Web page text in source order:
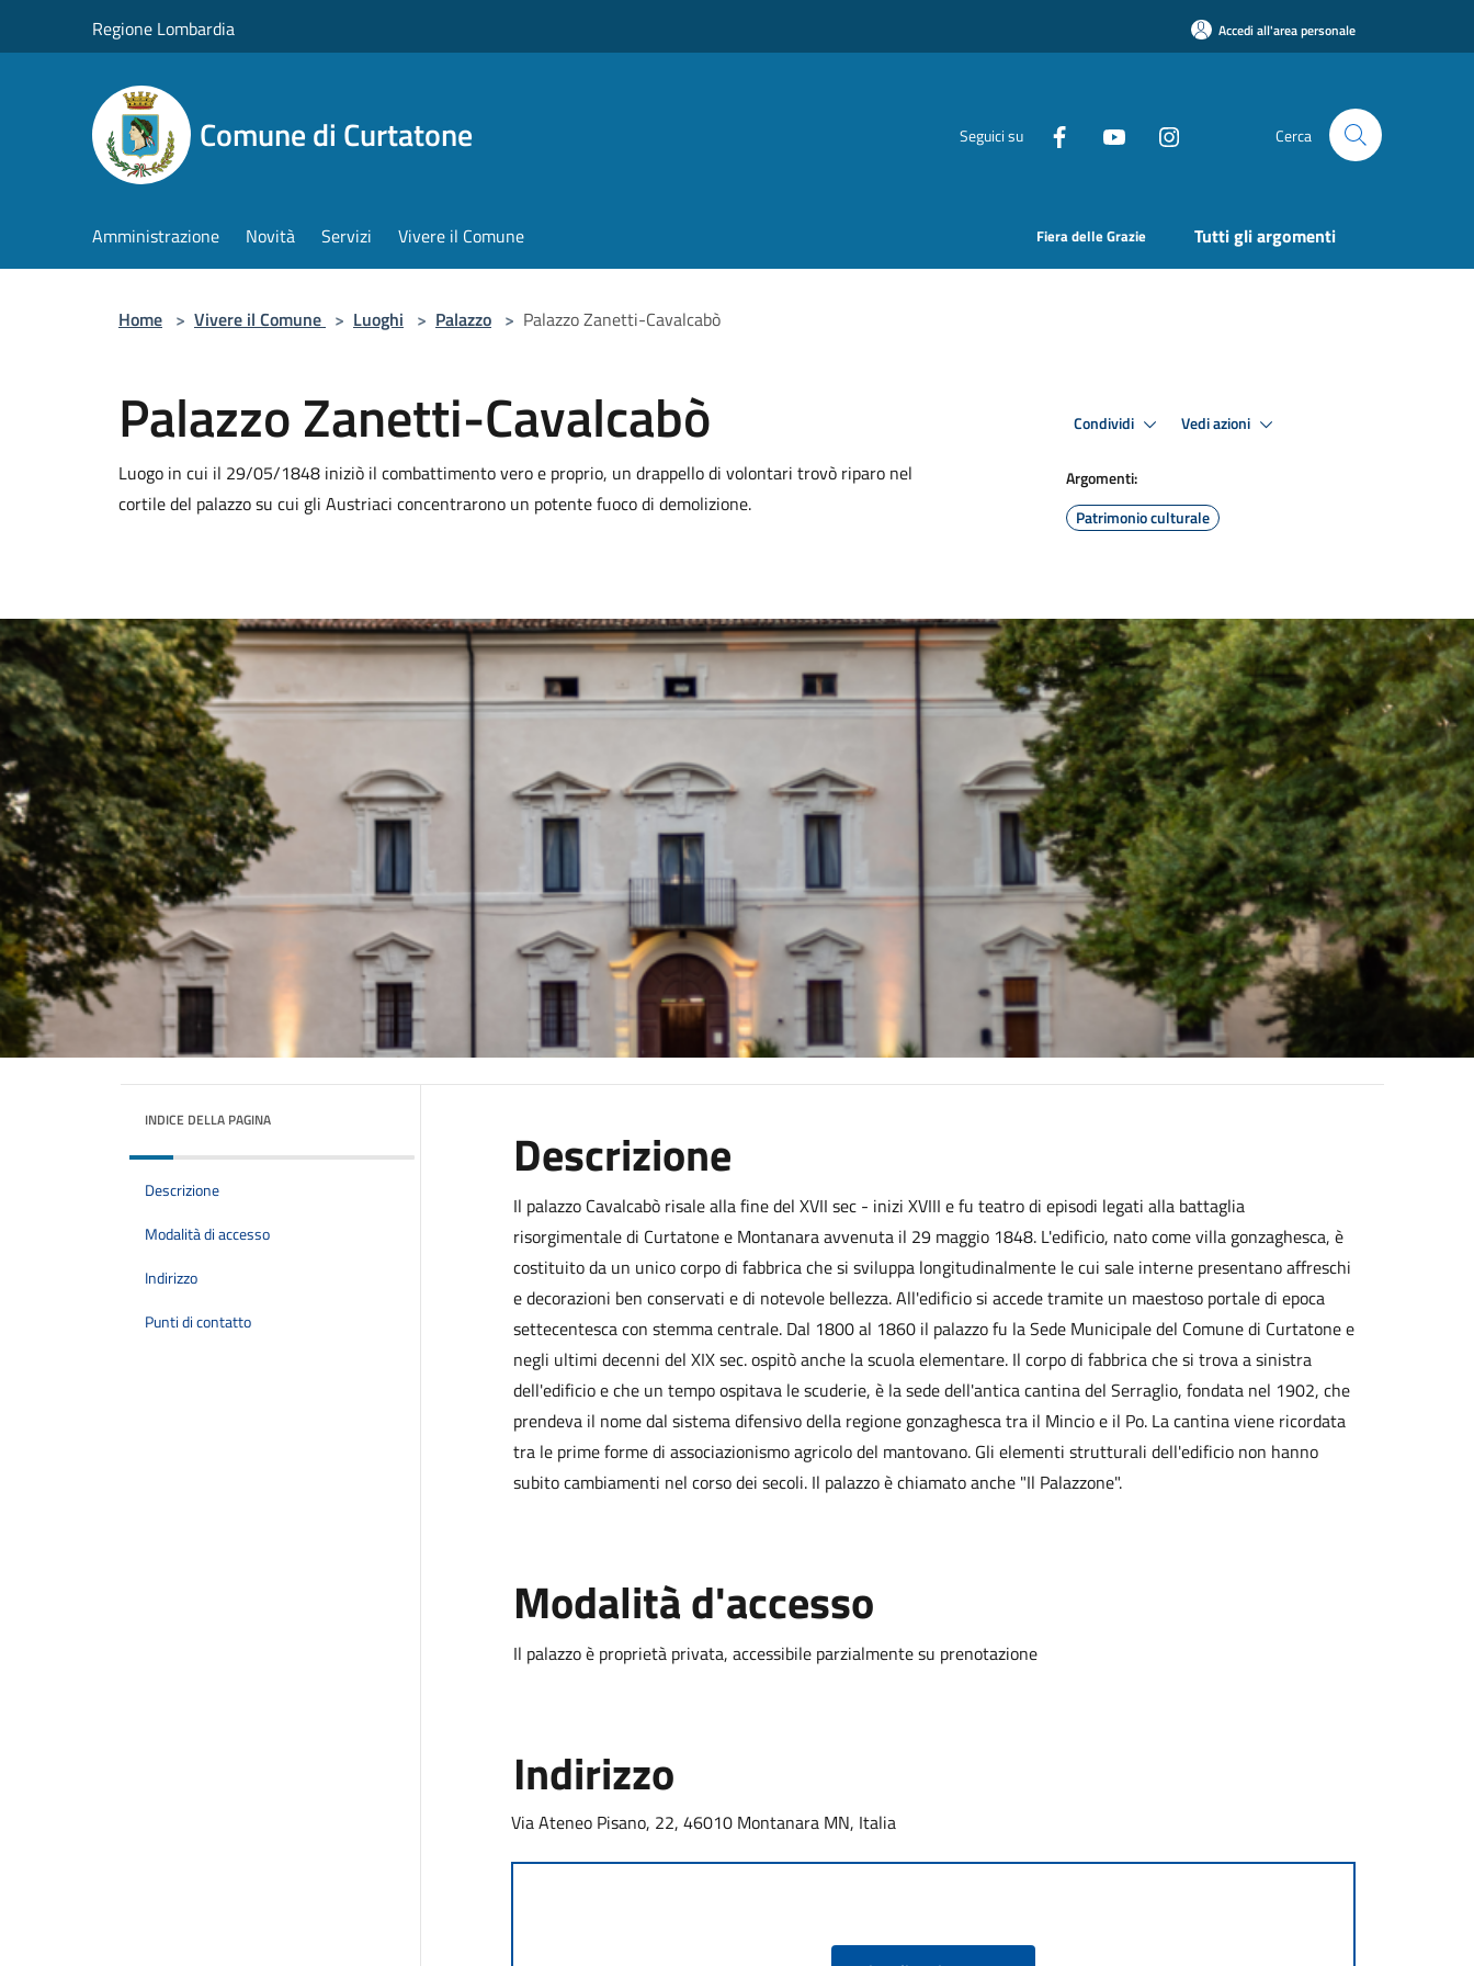
Regione Lombardia Accedi all'area personale
Comune di Curtatone Seguici su Cerca
Amministrazione Novità Servizi Vivere il Comune Fiera delle Grazie Tutti gli argomenti
Home > Vivere il Comune > Luoghi > Palazzo > Palazzo Zanetti-Cavalcabò
Palazzo Zanetti-Cavalcabò
Luogo in cui il 29/05/1848 iniziò il combattimento vero e proprio, un drappello di volontari trovò riparo nel
cortile del palazzo su cui gli Austriaci concentrarono un potente fuoco di demolizione.
Condividi Vedi azioni
Argomenti:
Patrimonio culturale
INDICE DELLA PAGINA
Descrizione
Modalità di accesso
Indirizzo
Punti di contatto
Descrizione
Il palazzo Cavalcabò risale alla fine del XVII sec - inizi XVIII e fu teatro di episodi legati alla battaglia
risorgimentale di Curtatone e Montanara avvenuta il 29 maggio 1848. L'edificio, nato come villa gonzaghesca, è
costituito da un unico corpo di fabbrica che si sviluppa longitudinalmente le cui sale interne presentano affreschi
e decorazioni ben conservati e di notevole bellezza. All'edificio si accede tramite un maestoso portale di epoca
settecentesca con stemma centrale. Dal 1800 al 1860 il palazzo fu la Sede Municipale del Comune di Curtatone e
negli ultimi decenni del XIX sec. ospitò anche la scuola elementare. Il corpo di fabbrica che si trova a sinistra
dell'edificio e che un tempo ospitava le scuderie, è la sede dell'antica cantina del Serraglio, fondata nel 1902, che
prendeva il nome dal sistema difensivo della regione gonzaghesca tra il Mincio e il Po. La cantina viene ricordata
tra le prime forme di associazionismo agricolo del mantovano. Gli elementi strutturali dell'edificio non hanno
subito cambiamenti nel corso dei secoli. Il palazzo è chiamato anche "Il Palazzone".
Modalità d'accesso
Il palazzo è proprietà privata, accessibile parzialmente su prenotazione
Indirizzo
Via Ateneo Pisano, 22, 46010 Montanara MN, Italia